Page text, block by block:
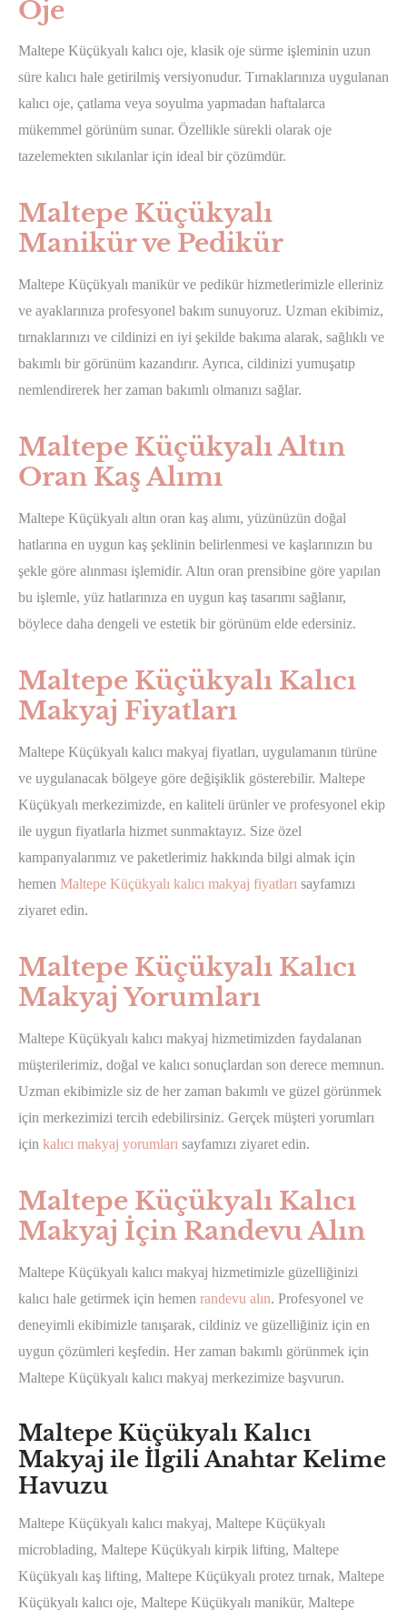
Oje
Maltepe Küçükyalı kalıcı oje, klasik oje sürme işleminin uzun
süre kalıcı hale getirilmiş versiyonudur. Tırnaklarınıza uygulanan
kalıcı oje, çatlama veya soyulma yapmadan haftalarca
mükemmel görünüm sunar. Özellikle sürekli olarak oje
tazelemekten sıkılanlar için ideal bir çözümdür.
Maltepe Küçükyalı
Manikür ve Pedikür
Maltepe Küçükyalı manikür ve pedikür hizmetlerimizle elleriniz
ve ayaklarınıza profesyonel bakım sunuyoruz. Uzman ekibimiz,
tırnaklarınızı ve cildinizi en iyi şekilde bakıma alarak, sağlıklı ve
bakımlı bir görünüm kazandırır. Ayrıca, cildinizi yumuşatıp
nemlendirerek her zaman bakımlı olmanızı sağlar.
Maltepe Küçükyalı Altın
Oran Kaş Alımı
Maltepe Küçükyalı altın oran kaş alımı, yüzünüzün doğal
hatlarına en uygun kaş şeklinin belirlenmesi ve kaşlarınızın bu
şekle göre alınması işlemidir. Altın oran prensibine göre yapılan
bu işlemle, yüz hatlarınıza en uygun kaş tasarımı sağlanır,
böylece daha dengeli ve estetik bir görünüm elde edersiniz.
Maltepe Küçükyalı Kalıcı
Makyaj Fiyatları
Maltepe Küçükyalı kalıcı makyaj fiyatları, uygulamanın türüne
ve uygulanacak bölgeye göre değişiklik gösterebilir. Maltepe
Küçükyalı merkezimizde, en kaliteli ürünler ve profesyonel ekip
ile uygun fiyatlarla hizmet sunmaktayız. Size özel
kampanyalarımız ve paketlerimiz hakkında bilgi almak için
hemen Maltepe Küçükyalı kalıcı makyaj fiyatları sayfamızı
ziyaret edin.
Maltepe Küçükyalı Kalıcı
Makyaj Yorumları
Maltepe Küçükyalı kalıcı makyaj hizmetimizden faydalanan
müşterilerimiz, doğal ve kalıcı sonuçlardan son derece memnun.
Uzman ekibimizle siz de her zaman bakımlı ve güzel görünmek
için merkezimizi tercih edebilirsiniz. Gerçek müşteri yorumları
için kalıcı makyaj yorumları sayfamızı ziyaret edin.
Maltepe Küçükyalı Kalıcı
Makyaj İçin Randevu Alın
Maltepe Küçükyalı kalıcı makyaj hizmetimizle güzelliğinizi
kalıcı hale getirmek için hemen randevu alın. Profesyonel ve
deneyimli ekibimizle tanışarak, cildiniz ve güzelliğiniz için en
uygun çözümleri keşfedin. Her zaman bakımlı görünmek için
Maltepe Küçükyalı kalıcı makyaj merkezimize başvurun.
Maltepe Küçükyalı Kalıcı
Makyaj ile İlgili Anahtar Kelime
Havuzu
Maltepe Küçükyalı kalıcı makyaj, Maltepe Küçükyalı
microblading, Maltepe Küçükyalı kirpik lifting, Maltepe
Küçükyalı kaş lifting, Maltepe Küçükyalı protez tırnak, Maltepe
Küçükyalı kalıcı oje, Maltepe Küçükyalı manikür, Maltepe